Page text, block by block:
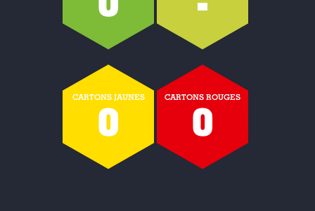
CARTONS JAUNES
0
CARTONS ROUGES
0